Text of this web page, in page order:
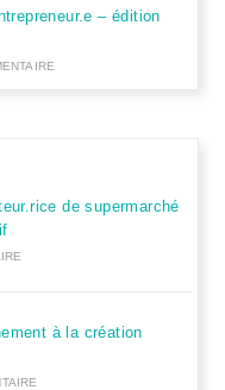
– édition
de supermarché
à la création